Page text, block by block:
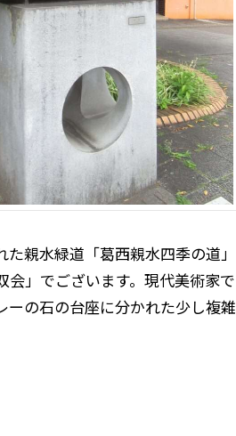
親水緑道「葛西親水四季の道」
」でございます。現代美術家で
の石の台座に分かれた少し複雑